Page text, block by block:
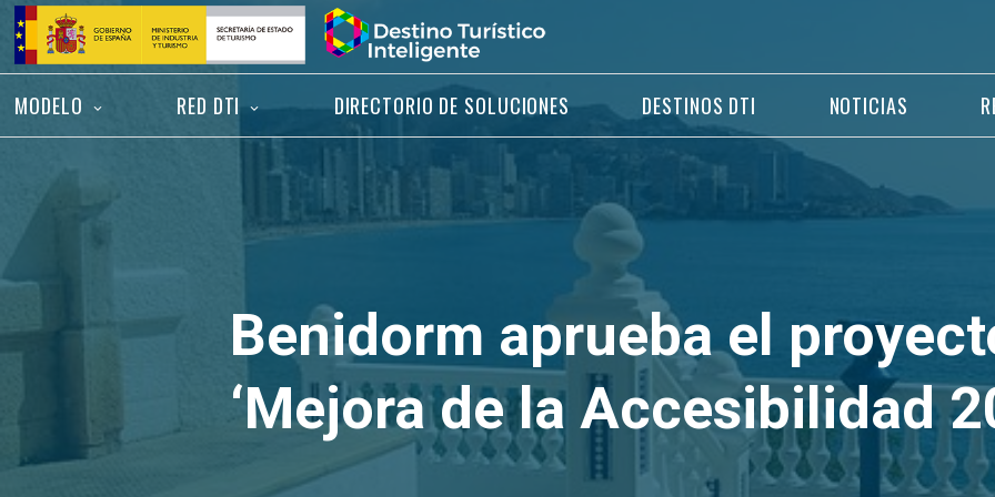
Saltar
contenido
Inicio
MODELO RED DTI DIRECTORIO DE SOLUCIONES DESTINOS DTI NOTICIAS
Benidorm aprueba el
‘Mejora de la Accesibilidad